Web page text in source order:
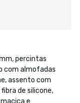
percintas
com almofadas
assento com
de silicone,
e